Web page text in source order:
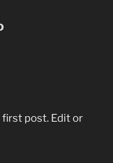
post. Edit or